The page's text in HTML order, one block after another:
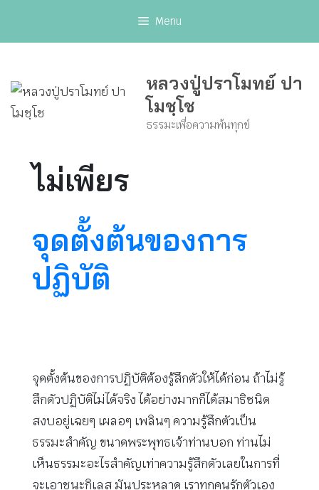
Menu
หลวงปู่ปราโมทย์ ปา
โมชฺโช
ธรรมะเพื่อความพ้นทุกข์
ไม่เพียร
จุดตั้งต้นของการ
ปฏิบัติ
จุดตั้งต้นของการปฏิบัติต้องรู้สึกตัวให้ได้ก่อน ถ้าไม่รู้
สึกตัวปฏิบัติไม่ได้จริง ได้อย่างมากก็ได้สมาธิชนิด
สงบอยู่เฉยๆ เผลอๆ เพลินๆ ความรู้สึกตัวเป็น
ธรรมะสำคัญ ขนาดพระพุทธเจ้าท่านบอก ท่านไม่
เห็นธรรมะอะไรสำคัญเท่าความรู้สึกตัวเลยในการที่
จะเอาชนะกิเลส มันประหลาด เราทุกคนรักตัวเอง